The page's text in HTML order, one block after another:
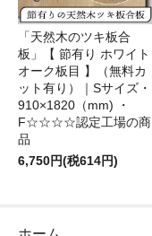
「天然木のツキ板合
板」【 節有り ホワイト
オーク板目 】（無料カ
ット有り）｜Sサイズ・
910×1820（mm) ・
F☆☆☆☆認定工場の商
品
6,750円(税614円)